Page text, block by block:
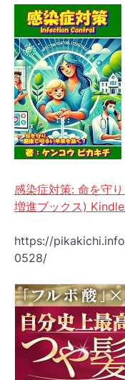
感染症対策: 命を守
増進ブックス)
https://
0528/